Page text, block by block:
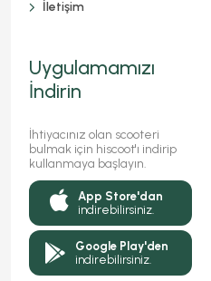
İletişim
Uygulamamızı
İndirin
İhtiyacınız olan scooteri
bulmak için hiscoot'ı indirip
kullanmaya başlayın.
App Store'dan
indirebilirsiniz.
Google Play'den
indirebilirsiniz.